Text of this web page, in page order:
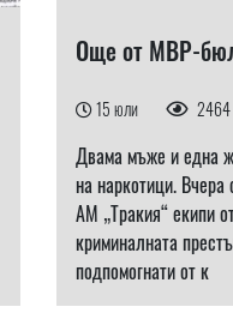
Още от МВР-
15 юли 2464
Двама мъже и една
на наркотици. Вчера
АМ „Тракия“ екипи
криминалната
подпомогнати от к